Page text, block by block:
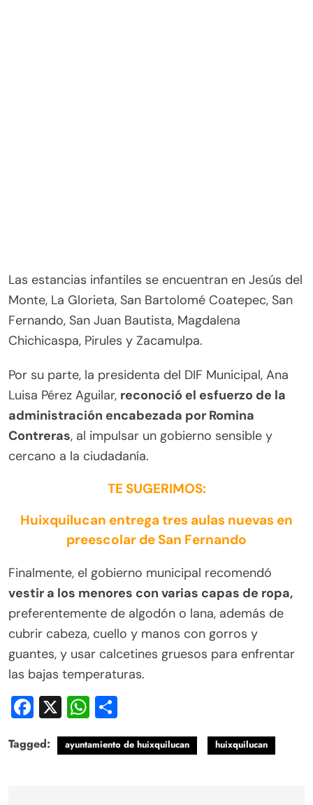
Las estancias infantiles se encuentran en Jesús del
Monte, La Glorieta, San Bartolomé Coatepec, San
Fernando, San Juan Bautista, Magdalena
Chichicaspa, Pirules y Zacamulpa.
Por su parte, la presidenta del DIF Municipal, Ana
Luisa Pérez Aguilar, reconoció el esfuerzo de la
administración encabezada por Romina
Contreras, al impulsar un gobierno sensible y
cercano a la ciudadanía.
TE SUGERIMOS:
Huixquilucan entrega tres aulas nuevas en
preescolar de San Fernando
Finalmente, el gobierno municipal recomendó
vestir a los menores con varias capas de ropa,
preferentemente de algodón o lana, además de
cubrir cabeza, cuello y manos con gorros y
guantes, y usar calcetines gruesos para enfrentar
las bajas temperaturas.
Facebook
X WhatsApp
Tagged: ayuntamiento de huixquilucan huixquilucan